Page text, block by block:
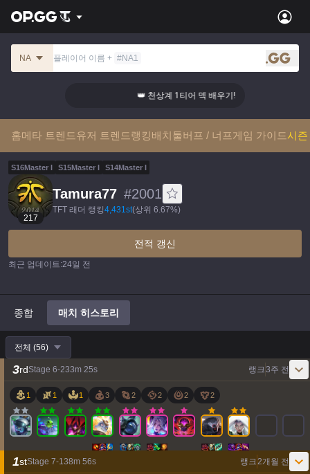
NA 플레이어 이름 + #NA1
.gg
👑 천상계 1티어 덱 배우기!
홈메타 트렌드유저 트렌드랭킹배치툴버프 / 너프게임 가이드시
S16Master I S15Master I S14Master I
217
Tamura77 #2001
TFT 래더 랭킹4,431st(상위 6.67%)
전적 갱신
최근 업데이트:24일 전
종합 매치 히스토리
전체 (56)
3rdStage 6-233m 25s 랭크3주 전
1 1 1 3 2 2 2 2
1stStage 7-138m 56s 랭크2개월 전